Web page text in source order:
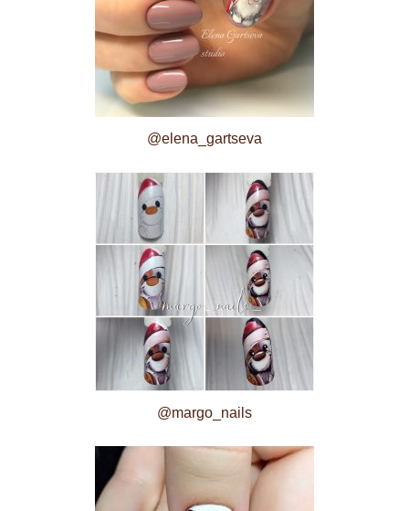
@elena_gartseva
@margo_nails